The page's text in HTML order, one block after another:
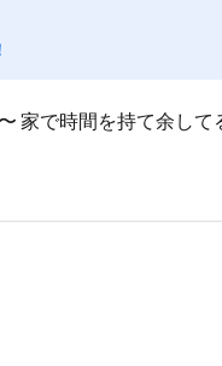
家で時間を持て余し